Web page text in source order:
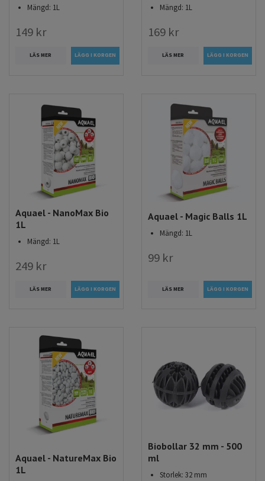
Mängd: 1L
149 kr
LÄS MER
Mängd: 1L
169 kr
LÄS MER
Aquael - NanoMax Bio
1L
Mängd: 1L
249 kr
LÄS MER
Aquael - Magic Balls 1L
Mängd: 1L
99 kr
LÄS MER
Aquael - NatureMax Bio
1L
Biobollar 32 mm - 500
ml
Storlek: 32 mm